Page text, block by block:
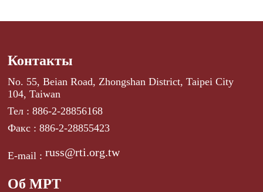
Контакты
No. 55, Beian Road, Zhongshan District, Taipei City
104, Taiwan
Тел : 886-2-28856168
Факс : 886-2-28855423
E-mail :russ@rti.org.tw
Об МРТ